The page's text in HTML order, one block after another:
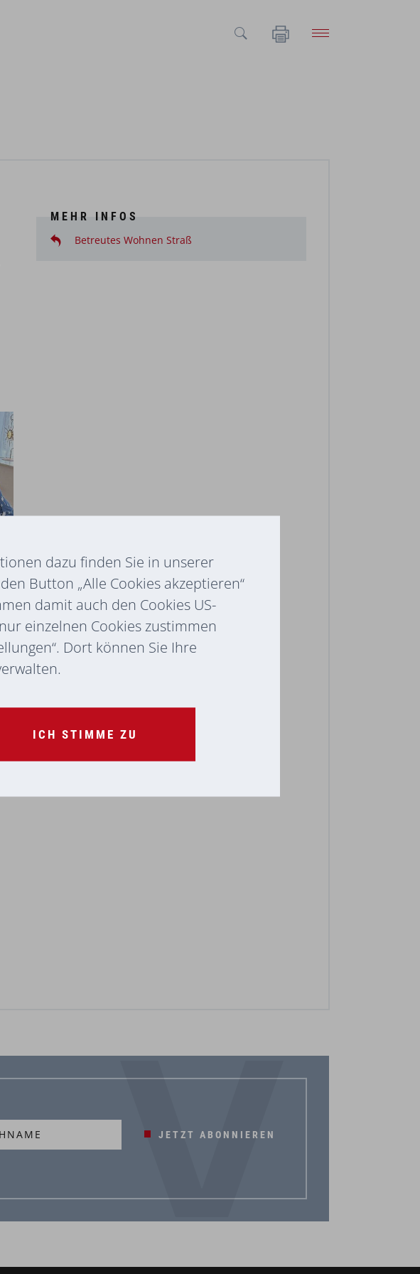
MEHR INFOS
Betreutes Wohnen Straß
JETZT ABONNIEREN
dazu finden Sie in unserer
Button „Alle Cookies akzeptieren“
damit auch den Cookies US-
einzelnen Cookies zustimmen
Dort können Sie Ihre
ICH STIMME ZU